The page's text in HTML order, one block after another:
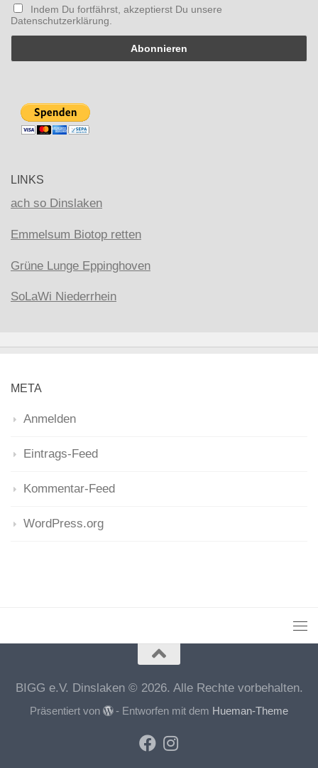
Indem Du fortfährst, akzeptierst Du unsere
Datenschutzerklärung.
LINKS
ach so Dinslaken
Emmelsum Biotop retten
Grüne Lunge Eppinghoven
SoLaWi Niederrhein
META
Anmelden
Eintrags-Feed
Kommentar-Feed
WordPress.org
BIGG e.V. Dinslaken © 2026. Alle Rechte vorbehalten.
Präsentiert von - Entworfen mit dem Hueman-Theme